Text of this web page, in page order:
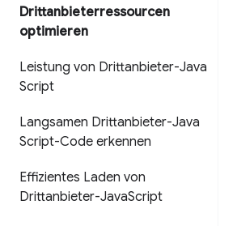
Drittanbieterressourcen
optimieren
Leistung von Drittanbieter-Java
Script
Langsamen Drittanbieter-Java
Script-Code erkennen
Effizientes Laden von
Drittanbieter-JavaScript